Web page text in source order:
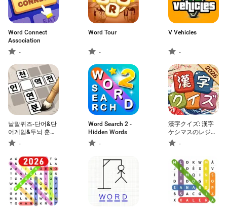
Word Connect
Association
-
Word Tour
-
V Vehicles
-
낱말퀴즈-단어&단
어게임&두뇌 훈련
&현실적인 게임
-
Word Search 2 -
Hidden Words
-
漢字クイズ: 漢字
ケシマスのレジャ
ーゲーム、四字熟
語消し
-